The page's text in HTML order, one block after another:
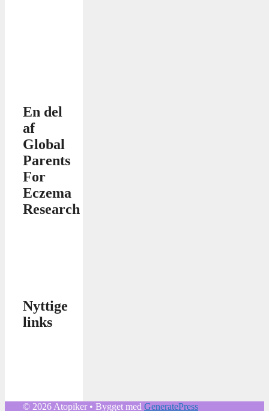
En del
af
Global
Parents
For
Eczema
Research
Nyttige
links
© 2026 Atopiker • Bygget med GeneratePress